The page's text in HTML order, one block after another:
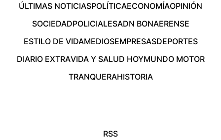
ÚLTIMAS NOTICIASPOLÍTICAECONOMÍAOPINIÓN
SOCIEDADPOLICIALESADN BONAERENSE
ESTILO DE VIDAMEDIOSEMPRESASDEPORTES
DIARIO EXTRAVIDA Y SALUD HOYMUNDO MOTOR
TRANQUERAHISTORIA
RSS